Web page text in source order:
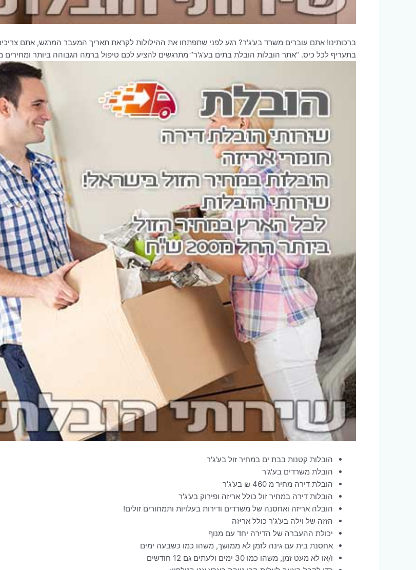
ברכותינו! אתם עוברים משרד בע'ג'ר? רגע לפני שתפתחו את ההילולות לקראת תאריך המעבר המרגש, אתם
בתעריף לכל כיס. “אתר הובלות הובלת בתים בע'ג'ר” מתרגשים להציע לכם טיפול ברמה הגבוהה ביותר
הובלות קטנות בבת ים במחיר זול בע'ג'ר
הובלת משרדים בע'ג'ר
הובלת דירה מחיר מ 460 ₪ בע'ג'ר
הובלות דירה במחיר זול כולל אריזה ופירוק בע'ג'ר
הובלה אריזה ואחסנה של משרדים ודירות בעלויות ותמחורים זולים!
הזזה של וילה בע'ג'ר כולל אריזה
יכולת ההעברה של הדירה יחד עם מנוף
אחסנת בית עם גינה לזמן לא ממושך, משהו כמו כשבעה ימים
ו/או לא מעט זמן, משהו כמו 30 ימים ולעתים גם 12 חודשים